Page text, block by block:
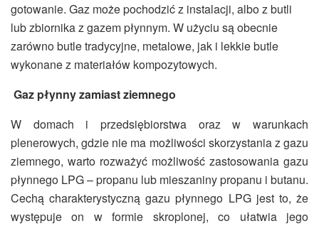
gotowanie. Gaz może pochodzić z instalacji, albo z butli
lub zbiornika z gazem płynnym. W użyciu są obecnie
zarówno butle tradycyjne, metalowe, jak i lekkie butle
wykonane z materiałów kompozytowych.
Gaz płynny zamiast ziemnego
W domach i przedsiębiorstwa oraz w warunkach
plenerowych, gdzie nie ma możliwości skorzystania z gazu
ziemnego, warto rozważyć możliwość zastosowania gazu
płynnego LPG – propanu lub mieszaniny propanu i butanu.
Cechą charakterystyczną gazu płynnego LPG jest to, że
występuje on w formie skroplonej, co ułatwia jego